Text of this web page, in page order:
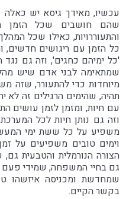
עכשיו, מאידך גיסא יש
שהם חושבים שכל הזמן
והתעוררויות, כאילו שכל
כל הזמן עם ריגושים חדשים,
'כל ימיהם כחגים', וזה גם
שמתאימה לבני אדם שיש
מיוחדות כדי להתעורר, שזה
תהיה, שהימים הרגילים זה לא
עם חיות, ומזמן לזמן עושים
וזה גם נותן חיות לכל
משפיע על כל ששת ימי
וימים טובים משפיעים על
הצורה הנורמלית והטבעית
גם בחיי המשפחה, שמידי פעם
שמחדשת ומכניסה איזשהו
בקשר הקיים.